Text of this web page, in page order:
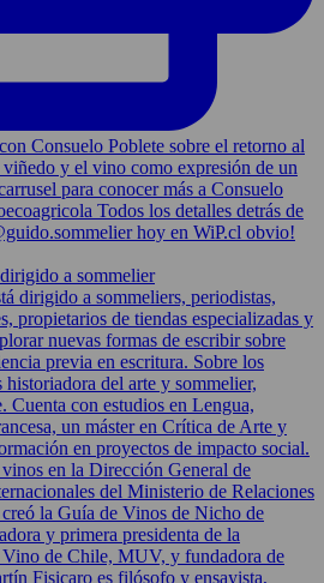
a sommelier